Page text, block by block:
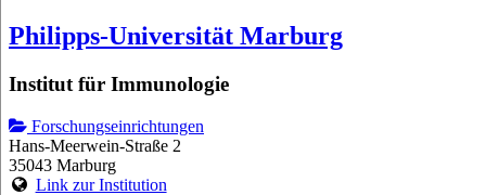
Philipps-Universität Marburg
Institut für Immunologie
Forschungseinrichtungen
Hans-Meerwein-Straße 2
35043 Marburg
Link zur Institution